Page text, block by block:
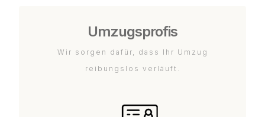
Umzugsprofis
Wir sorgen dafür, dass Ihr Umzug
reibungslos verläuft.